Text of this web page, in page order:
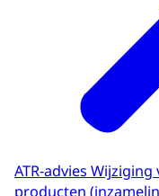
ATR-advies
producten